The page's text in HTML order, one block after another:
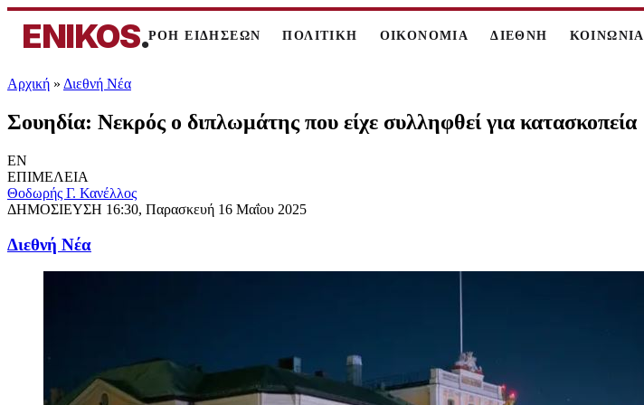
ENIKOS.ΡΟΗ ΕΙΔΗΣΕΩΝ ΠΟΛΙΤΙΚΗ ΟΙΚΟΝΟΜΙΑ ΔΙΕΘΝΗ ΚΟΙΝΩΝΙΑ
Αρχική » Διεθνή Νέα
Σουηδία: Νεκρός ο διπλωμάτης που είχε συλληφθεί για κατασκοπεία
EN
ΕΠΙΜΕΛΕΙΑ
Θοδωρής Γ. Κανέλλος
ΔΗΜΟΣΙΕΥΣΗ 16:30, Παρασκευή 16 Μαΐου 2025
Διεθνή Νέα